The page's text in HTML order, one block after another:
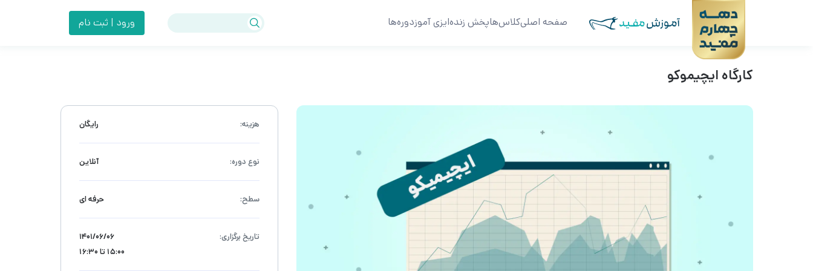
صفحه اصلیکلاس‌هاپخش زندهایزی آموزدوره‌ها ورود | ثبت نام
کارگاه ایچیموکو
هزینه: رایگان
نوع دوره: آنلاین
سطح: حرفه ای
تاریخ برگزاری:
۱۴۰۱/۰۶/۰۶
15:00 تا 16:30